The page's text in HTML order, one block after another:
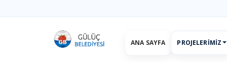
ANA SAYFA PROJELERIMIZ